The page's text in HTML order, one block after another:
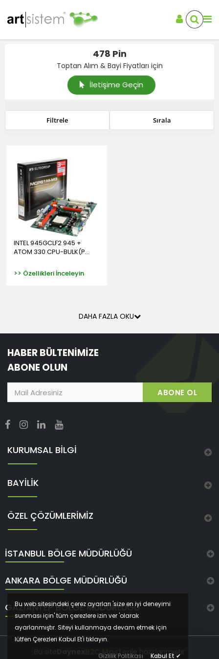
478 Pin
Toptan Alım & Bayi Fiyatları için
İletişime Geçin
Filtrele Sırala
INTEL 945GCLF2 945 +
ATOM 330 CPU-BULK(P...
>> Özellikleri İnceleyin
DAHA FAZLA OKU
HABER BÜLTENİMİZE
ABONE OLUN
ABONE OL
KURUMSAL BİLGİ
BAYİLİK
ÖZEL ÇÖZÜMLERİMİZ
İSTANBUL BÖLGE MÜDÜRLÜĞÜ
ANKARA BÖLGE MÜDÜRLÜĞÜ
GAZIANTEP BÖLGE MÜDÜRLÜĞÜ
B2C Masterile hazırlanmıştır
Bu web sitesindeki çerez ayarları 'size en iyi deneyimi
sunması için' tüm çerezlere izin ver 'olarak
ayarlanmıştır. Siteyi kullanmaya devam etmek için
lütfen Çerezleri Kabul Et'i tıklayın.
Gizlilik Politikası
Kabul Et ✔